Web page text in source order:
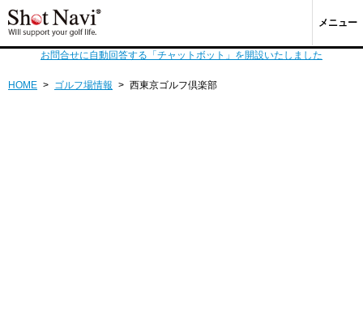
メニュー
お問合せに自動回答する「チャットボット」を開設いたしました
HOME > ゴルフ場情報 > 西東京ゴルフ倶楽部